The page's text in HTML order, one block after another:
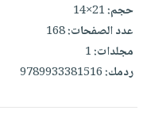
حجم:21×14
عدد الصفحات:168
مجلدات:1
ردمك:9789933381516